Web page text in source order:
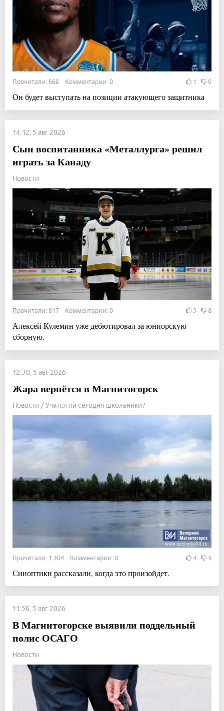
Прочитали: 668 Комментарии: 0 1 0
Он будет выступать на позиции атакующего защитника
14:12, 5 авг 2026
Сын воспитанника «Металлурга» решил
играть за Канаду
Новости
Прочитали: 817 Комментарии: 0 3 8
Алексей Кулемин уже дебютировал за юниорскую
сборную.
12:30, 5 авг 2026
Жара вернётся в Магнитогорск
Новости / Учатся ли сегодня школьники?
Прочитали: 1 304 Комментарии: 0 4 5
Синоптики рассказали, когда это произойдет.
11:56, 5 авг 2026
В Магнитогорске выявили поддельный
полис ОСАГО
Новости